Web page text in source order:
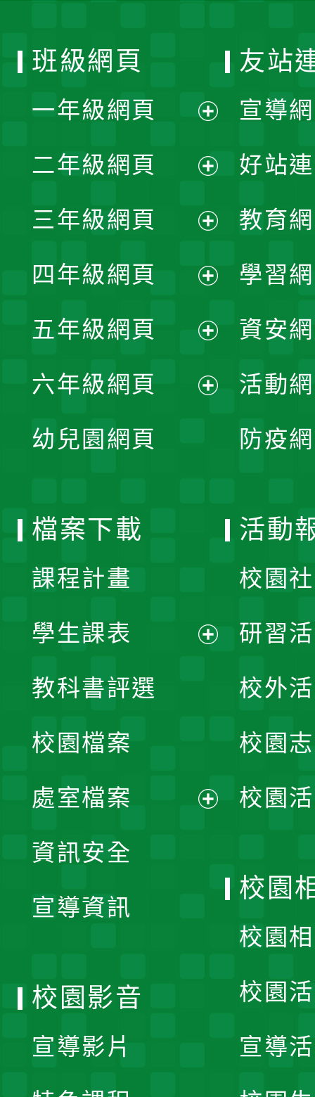
班級網頁
一年級網頁
開
選
單
二年級網頁
開
選
單
三年級網頁
開
選
單
四年級網頁
開
選
五年級網頁
開
六年級網頁
幼兒園網頁
友站
宣導
好站
教育
學習
資安
活動
防疫
檔案下載
課程計畫
學生課表
單
教科書評選
校園檔案
處室檔案
資訊安全
宣導資訊
活動
校園
研習
校外
校園
校園
校園
校園
校園
宣導
校園影音
宣導影片